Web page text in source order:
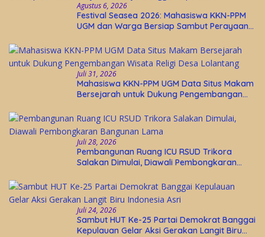
Agustus 6, 2026
Festival Seasea 2026: Mahasiswa KKN-PPM
UGM dan Warga Bersiap Sambut Perayaan
Juli 31, 2026
Mahasiswa KKN-PPM UGM Data Situs Makam
Bersejarah untuk Dukung Pengembangan
Juli 28, 2026
Pembangunan Ruang ICU RSUD Trikora
Salakan Dimulai, Diawali Pembongkaran
Juli 24, 2026
Sambut HUT Ke-25 Partai Demokrat Banggai
Kepulauan Gelar Aksi Gerakan Langit Biru